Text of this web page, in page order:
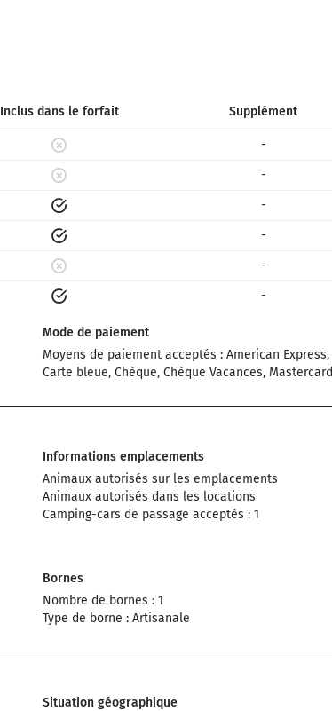
Inclus dans le forfait Supplément
-
-
-
-
-
-
Mode de paiement
Moyens de paiement acceptés : American Express,
Carte bleue, Chèque, Chèque Vacances, Mastercard
Informations emplacements
Animaux autorisés sur les emplacements
Animaux autorisés dans les locations
Camping-cars de passage acceptés : 1
Bornes
Nombre de bornes : 1
Type de borne : Artisanale
Situation géographique